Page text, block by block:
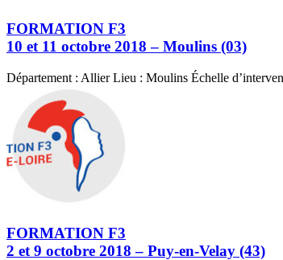
FORMATION F3
10 et 11 octobre 2018 – Moulins (03)
Département : Allier Lieu : Moulins Échelle
FORMATION F3
2 et 9 octobre 2018 – Puy-en-Velay (43)